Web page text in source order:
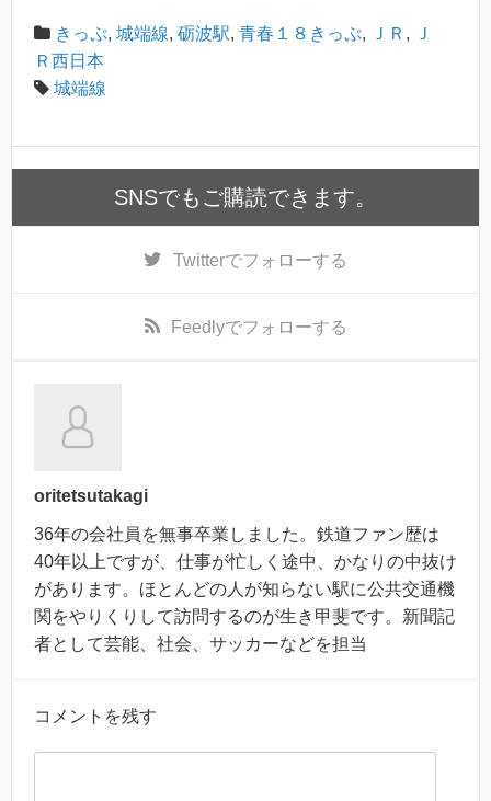
きっぷ, 城端線, 砺波駅, 青春１８きっぷ, ＪＲ ,
Ｊ
Ｒ西日本
城端線
SNSでもご購読できます。
Twitterでフォローする
Feedlyでフォローする
oritetsutakagi
36年の会社員を無事卒業しました。鉄道ファン歴は
40年以上ですが、仕事が忙しく途中、かなりの中抜け
があります。ほとんどの人が知らない駅に公共交通機
関をやりくりして訪問するのが生き甲斐です。新聞記
者として芸能、社会、サッカーなどを担当
コメントを残す